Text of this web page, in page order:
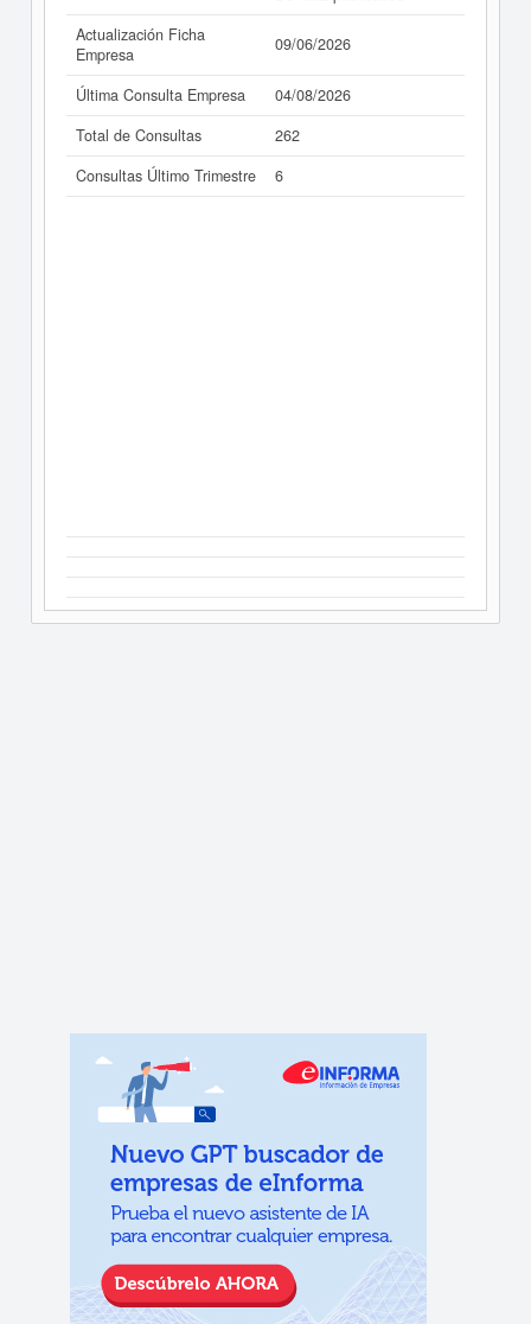
Actualización Ficha
Empresa
09/06/2026
Última Consulta Empresa
04/08/2026
Total de Consultas
262
Consultas Último Trimestre
6